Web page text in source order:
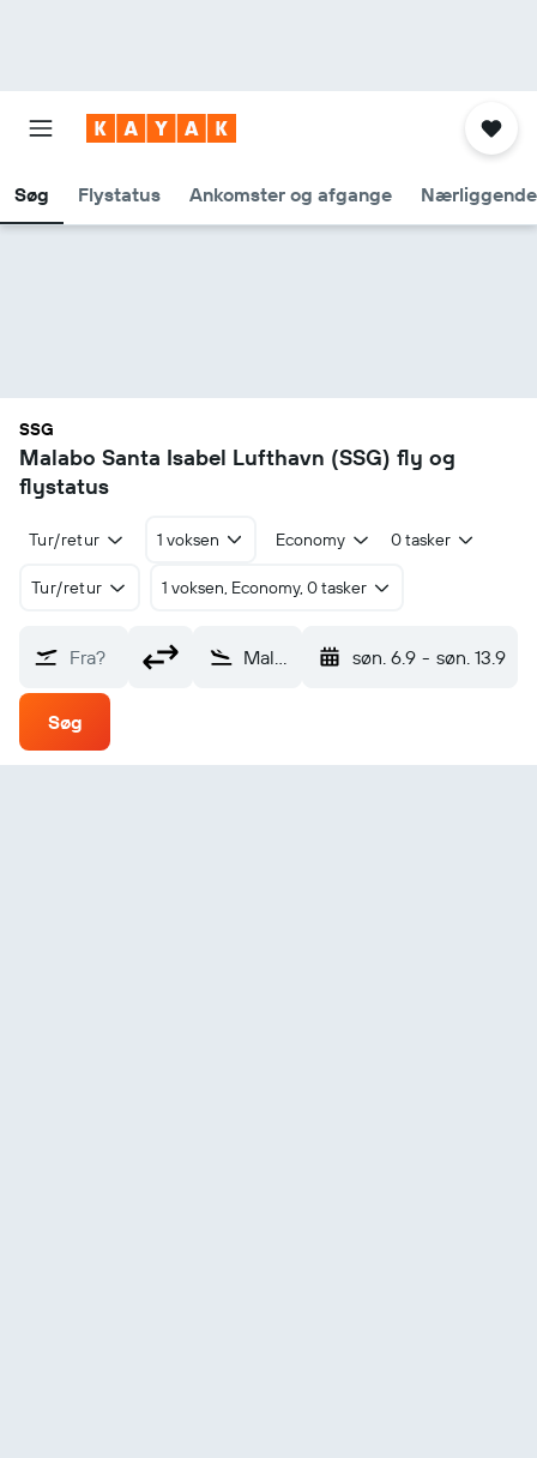
Søg Flystatus Ankomster og afgange
SSG
Malabo Santa Isabel Lufthavn (SSG) fly og
flystatus
Tur/retur 1 voksen Economy 0 tasker
Tur/retur 1 voksen, Economy, 0 tasker
Fra? Malabo Santa Isabel (SSG) søn. 6.9 - søn. 13.9
Søg